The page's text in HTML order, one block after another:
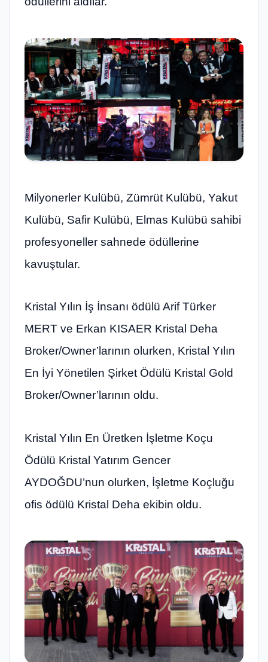
Milyonerler Kulübü, Zümrüt Kulübü, Yakut
Kulübü, Safir Kulübü, Elmas Kulübü sahibi
profesyoneller sahnede ödüllerine
kavuştular.
Kristal Yılın İş İnsanı ödülü Arif Türker
MERT ve Erkan KISAER Kristal Deha
Broker/Owner’larının olurken, Kristal Yılın
En İyi Yönetilen Şirket Ödülü Kristal Gold
Broker/Owner’larının oldu.
Kristal Yılın En Üretken İşletme Koçu
Ödülü Kristal Yatırım Gencer
AYDOĞDU’nun olurken, İşletme Koçluğu
ofis ödülü Kristal Deha ekibin oldu.